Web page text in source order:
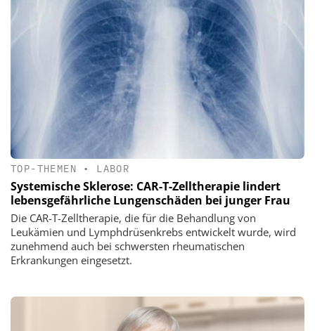
TOP-THEMEN • LABOR
Systemische Sklerose: CAR-T-Zelltherapie lindert
lebensgefährliche Lungenschäden bei junger Frau
Die CAR-T-Zelltherapie, die für die Behandlung von
Leukämien und Lymphdrüsenkrebs entwickelt wurde, wird
zunehmend auch bei schwersten rheumatischen
Erkrankungen eingesetzt.